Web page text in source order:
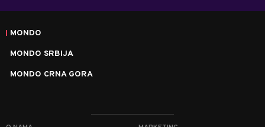
MONDO
MONDO SRBIJA
MONDO CRNA GORA